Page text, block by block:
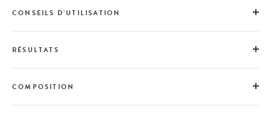
CONSEILS D'UTILISATION
RÉSULTATS
COMPOSITION